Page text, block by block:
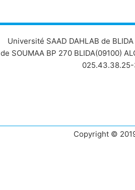
Université SAAD DAHLAB de
de SOUMAA BP 270 BLIDA(09100)
Copyright ©